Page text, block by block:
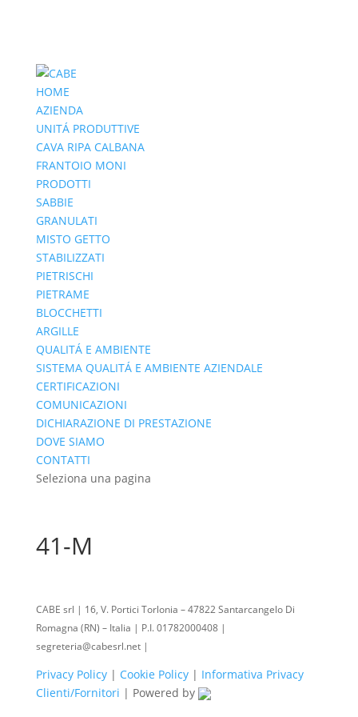
HOME
AZIENDA
UNITÁ PRODUTTIVE
CAVA RIPA CALBANA
FRANTOIO MONI
PRODOTTI
SABBIE
GRANULATI
MISTO GETTO
STABILIZZATI
PIETRISCHI
PIETRAME
BLOCCHETTI
ARGILLE
QUALITÁ E AMBIENTE
SISTEMA QUALITÁ E AMBIENTE AZIENDALE
CERTIFICAZIONI
COMUNICAZIONI
DICHIARAZIONE DI PRESTAZIONE
DOVE SIAMO
CONTATTI
Seleziona una pagina
41-M
CABE srl | 16, V. Portici Torlonia – 47822 Santarcangelo Di
Romagna (RN) – Italia | P.I. 01782000408 |
segreteria@cabesrl.net |
Privacy Policy| Cookie Policy| Informativa Privacy
Clienti/Fornitori | Powered by